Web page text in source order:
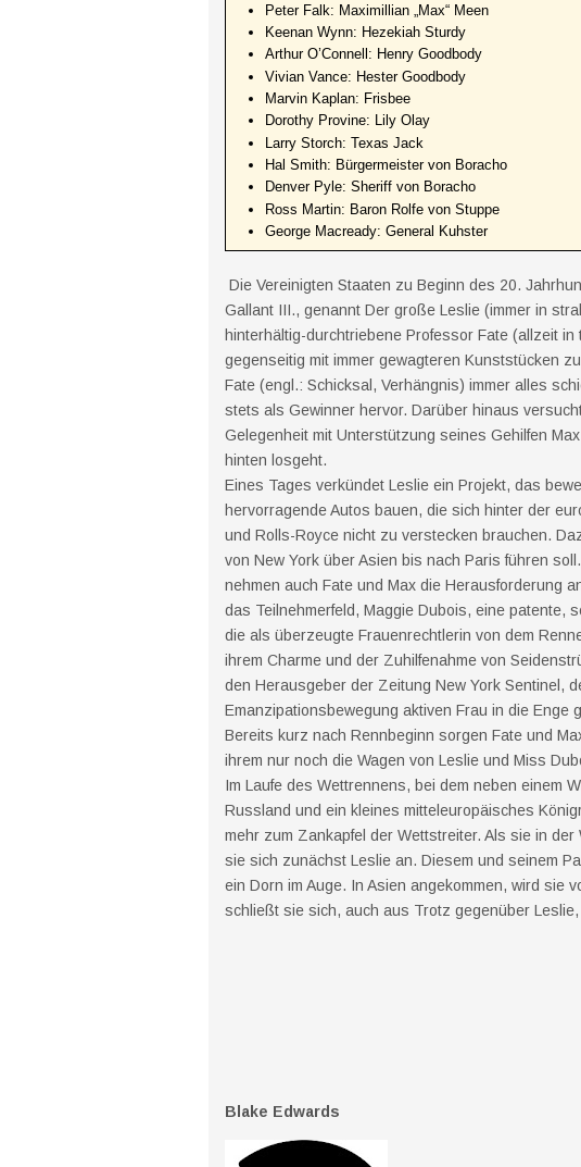
Peter Falk: Maximillian „Max“ Meen
Keenan Wynn: Hezekiah Sturdy
Arthur O’Connell: Henry Goodbody
Vivian Vance: Hester Goodbody
Marvin Kaplan: Frisbee
Dorothy Provine: Lily Olay
Larry Storch: Texas Jack
Hal Smith: Bürgermeister von Boracho
Denver Pyle: Sheriff von Boracho
Ross Martin: Baron Rolfe von Stuppe
George Macready: General Kuhster
Die Vereinigten Staaten zu Beginn des 20.
Gallant III., genannt Der große Leslie (immer in
hinterhältig-durchtriebene Professor Fate (allzeit
gegenseitig mit immer gewagteren Kunststücken
Fate (engl.: Schicksal, Verhängnis) immer alles
stets als Gewinner hervor. Darüber hinaus
Gelegenheit mit Unterstützung seines Gehilfen
hinten losgeht.
Eines Tages verkündet Leslie ein Projekt, das
hervorragende Autos bauen, die sich hinter der
und Rolls-Royce nicht zu verstecken brauchen.
von New York über Asien bis nach Paris führen
nehmen auch Fate und Max die Herausforderung
das Teilnehmerfeld, Maggie Dubois, eine patente,
die als überzeugte Frauenrechtlerin von dem
ihrem Charme und der Zuhilfenahme von
den Herausgeber der Zeitung New York Sentinel,
Emanzipationsbewegung aktiven Frau in die Enge
Bereits kurz nach Rennbeginn sorgen Fate und
ihrem nur noch die Wagen von Leslie und Miss
Im Laufe des Wettrennens, bei dem neben einem
Russland und ein kleines mitteleuropäisches
mehr zum Zankapfel der Wettstreiter. Als sie in
sie sich zunächst Leslie an. Diesem und seinem
ein Dorn im Auge. In Asien angekommen, wird sie
schließt sie sich, auch aus Trotz gegenüber
Blake Edwards